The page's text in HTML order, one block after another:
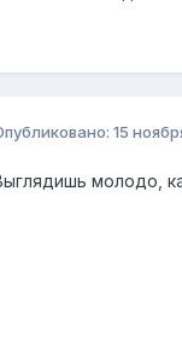
15
молодо,